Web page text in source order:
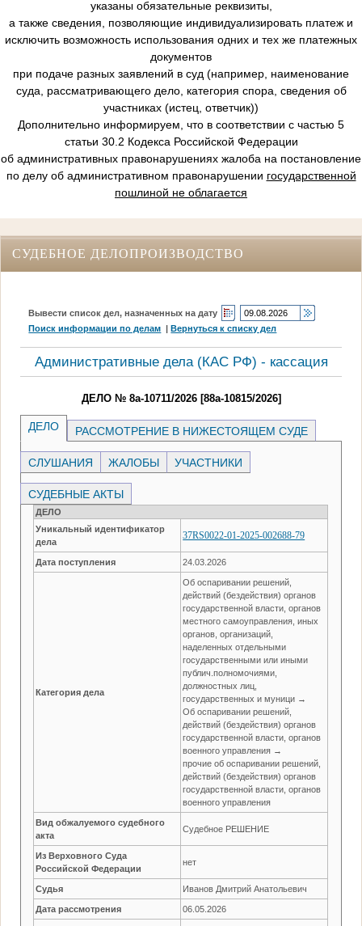
указаны обязательные реквизиты,
а также сведения, позволяющие индивидуализировать платеж и
исключить возможность использования одних и тех же платежных
документов
при подаче разных заявлений в суд (например, наименование
суда, рассматривающего дело, категория спора, сведения об
участниках (истец, ответчик))
Дополнительно информируем, что в соответствии с частью 5
статьи 30.2 Кодекса Российской Федерации
об административных правонарушениях жалоба на постановление
по делу об административном правонарушении государственной
пошлиной не облагается
СУДЕБНОЕ ДЕЛОПРОИЗВОДСТВО
Вывести список дел, назначенных на дату
Поиск информации по делам |Вернуться к списку дел
Административные дела (КАC РФ) - кассация
ДЕЛО № 8а-10711/2026 [88а-10815/2026]
ДЕЛО РАССМОТРЕНИЕ В НИЖЕСТОЯЩЕМ СУДЕ
СЛУШАНИЯ ЖАЛОБЫ УЧАСТНИКИ
СУДЕБНЫЕ АКТЫ
ДЕЛО
Уникальный идентификатор
дела
37RS0022-01-2025-002688-79
Дата поступления 24.03.2026
Категория дела
Об оспаривании решений,
действий (бездействия) органов
государственной власти, органов
местного самоуправления, иных
органов, организаций,
наделенных отдельными
государственными или иными
публич.полномочиями,
должностных лиц,
государственных и муници →
Об оспаривании решений,
действий (бездействия) органов
государственной власти, органов
военного управления →
прочие об оспаривании решений,
действий (бездействия) органов
государственной власти, органов
военного управления
Вид обжалуемого судебного
акта
Судебное РЕШЕНИЕ
Из Верховного Суда
Российской Федерации
нет
Судья Иванов Дмитрий Анатольевич
Дата рассмотрения 06.05.2026